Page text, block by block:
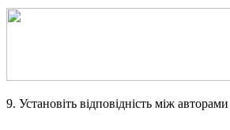
9. Установіть відповідність між